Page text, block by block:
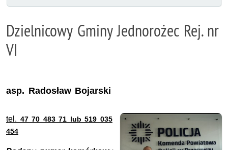
Dzielnicowy Gminy Jednorożec Rej. nr
VI
asp. Radosław Bojarski
tel. 47 70 483 71 lub 519 035
454